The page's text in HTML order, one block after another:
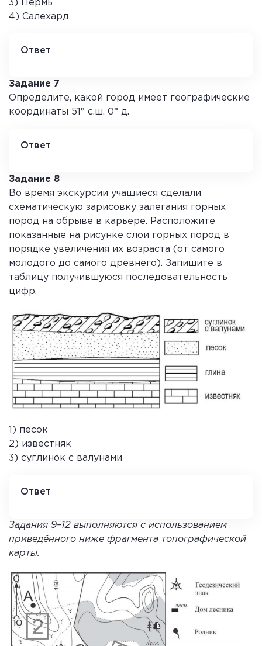
3) Пермь
4) Салехард
Ответ
Задание 7
Определите, какой город имеет географические
координаты 51° с.ш. 0° д.
Ответ
Задание 8
Во время экскурсии учащиеся сделали
схематическую зарисовку залегания горных
пород на обрыве в карьере. Расположите
показанные на рисунке слои горных пород в
порядке увеличения их возраста (от самого
молодого до самого древнего). Запишите в
таблицу получившуюся последовательность
цифр.
1) песок
2) известняк
3) суглинок с валунами
Ответ
Задания 9–12 выполняются с использованием
приведённого ниже фрагмента топографической
карты.